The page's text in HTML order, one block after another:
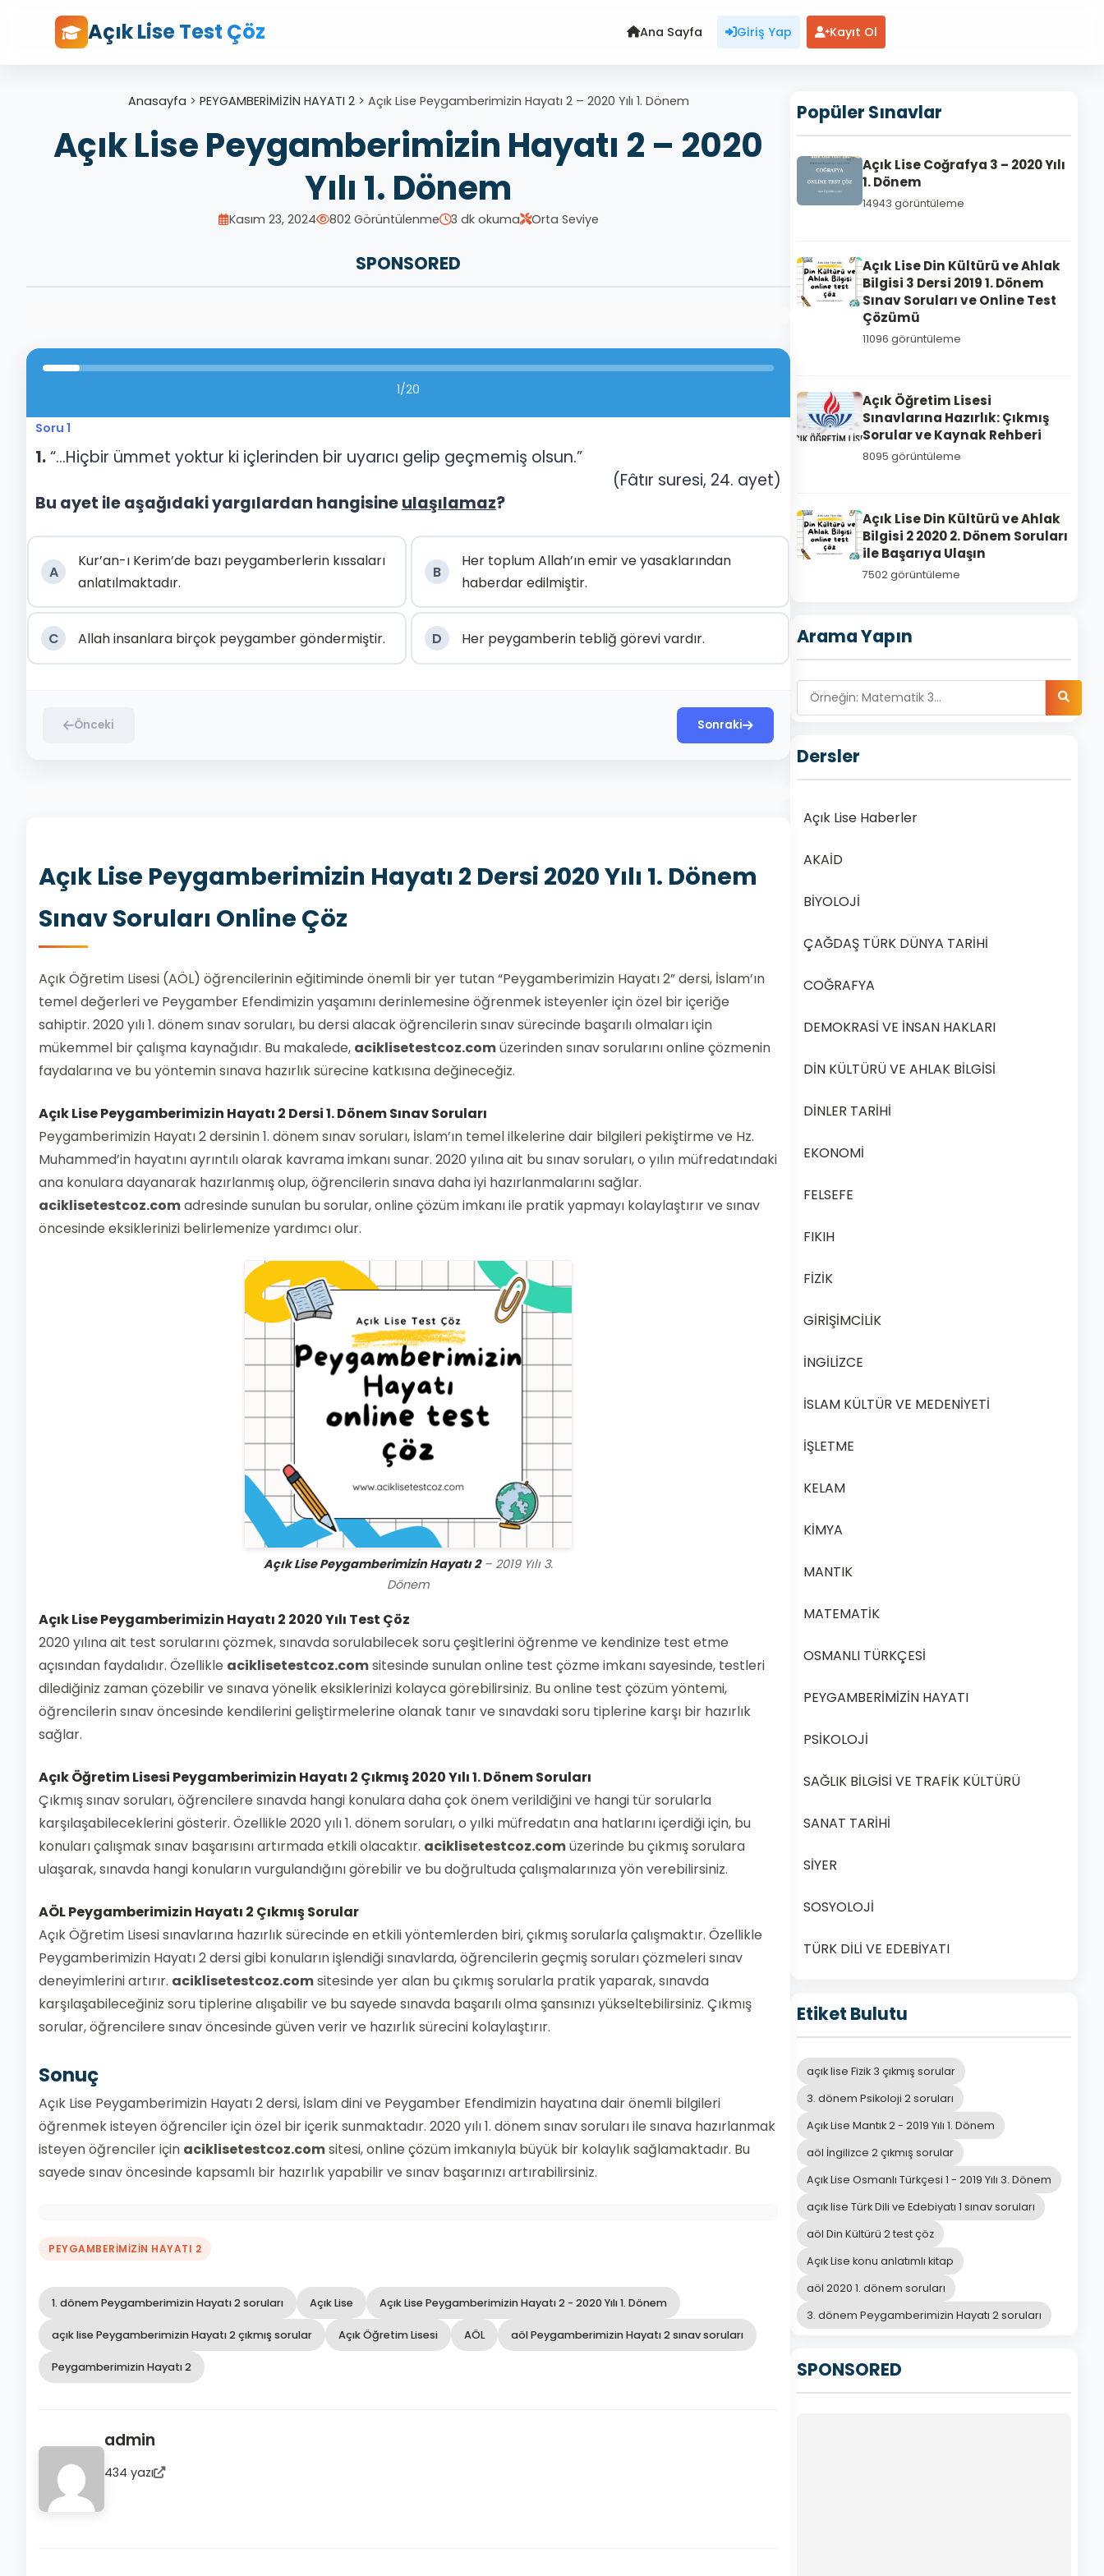
Açık Lise Test Çöz Ana Sayfa Giriş Yap Kayıt Ol
Anasayfa > PEYGAMBERİMİZİN HAYATI 2> Açık Lise Peygamberimizin Hayatı 2 – 2020 Yılı 1. Dönem
Açık Lise Peygamberimizin Hayatı 2 – 2020
Yılı 1. Dönem
Kasım 23, 2024 802 Görüntülenme 3 dk okuma Orta Seviye
SPONSORED
1/20
Soru 1
1.“…Hiçbir ümmet yoktur ki içlerinden bir uyarıcı gelip geçmemiş olsun.”
(Fâtır suresi, 24. ayet)
Bu ayet ile aşağıdaki yargılardan hangisineulaşılamaz?
A
Kur’an-ı Kerim’de bazı peygamberlerin kıssaları
anlatılmaktadır.
B
Her toplum Allah’ın emir ve yasaklarından
haberdar edilmiştir.
C Allah insanlara birçok peygamber göndermiştir. D Her peygamberin tebliğ görevi vardır.
Önceki Sonraki
Açık Lise Peygamberimizin Hayatı 2 Dersi 2020 Yılı 1. Dönem
Sınav Soruları Online Çöz
Açık Öğretim Lisesi (AÖL) öğrencilerinin eğitiminde önemli bir yer tutan “Peygamberimizin Hayatı 2” dersi, İslam’ın
temel değerleri ve Peygamber Efendimizin yaşamını derinlemesine öğrenmek isteyenler için özel bir içeriğe
sahiptir. 2020 yılı 1. dönem sınav soruları, bu dersi alacak öğrencilerin sınav sürecinde başarılı olmaları için
mükemmel bir çalışma kaynağıdır. Bu makalede, aciklisetestcoz.comüzerinden sınav sorularını online çözmenin
faydalarına ve bu yöntemin sınava hazırlık sürecine katkısına değineceğiz.
Açık Lise Peygamberimizin Hayatı 2 Dersi 1. Dönem Sınav Soruları
Peygamberimizin Hayatı 2 dersinin 1. dönem sınav soruları, İslam’ın temel ilkelerine dair bilgileri pekiştirme ve Hz.
Muhammed’in hayatını ayrıntılı olarak kavrama imkanı sunar. 2020 yılına ait bu sınav soruları, o yılın müfredatındaki
ana konulara dayanarak hazırlanmış olup, öğrencilerin sınava daha iyi hazırlanmalarını sağlar.
aciklisetestcoz.comadresinde sunulan bu sorular, online çözüm imkanı ile pratik yapmayı kolaylaştırır ve sınav
öncesinde eksiklerinizi belirlemenize yardımcı olur.
Açık Lise Peygamberimizin Hayatı 2– 2019 Yılı 3.
Dönem
Açık Lise Peygamberimizin Hayatı 2 2020 Yılı Test Çöz
2020 yılına ait test sorularını çözmek, sınavda sorulabilecek soru çeşitlerini öğrenme ve kendinize test etme
açısından faydalıdır. Özellikle aciklisetestcoz.comsitesinde sunulan online test çözme imkanı sayesinde, testleri
dilediğiniz zaman çözebilir ve sınava yönelik eksiklerinizi kolayca görebilirsiniz. Bu online test çözüm yöntemi,
öğrencilerin sınav öncesinde kendilerini geliştirmelerine olanak tanır ve sınavdaki soru tiplerine karşı bir hazırlık
sağlar.
Açık Öğretim Lisesi Peygamberimizin Hayatı 2 Çıkmış 2020 Yılı 1. Dönem Soruları
Çıkmış sınav soruları, öğrencilere sınavda hangi konulara daha çok önem verildiğini ve hangi tür sorularla
karşılaşabileceklerini gösterir. Özellikle 2020 yılı 1. dönem soruları, o yılki müfredatın ana hatlarını içerdiği için, bu
konuları çalışmak sınav başarısını artırmada etkili olacaktır. aciklisetestcoz.comüzerinde bu çıkmış sorulara
ulaşarak, sınavda hangi konuların vurgulandığını görebilir ve bu doğrultuda çalışmalarınıza yön verebilirsiniz.
AÖL Peygamberimizin Hayatı 2 Çıkmış Sorular
Açık Öğretim Lisesi sınavlarına hazırlık sürecinde en etkili yöntemlerden biri, çıkmış sorularla çalışmaktır. Özellikle
Peygamberimizin Hayatı 2 dersi gibi konuların işlendiği sınavlarda, öğrencilerin geçmiş soruları çözmeleri sınav
deneyimlerini artırır. aciklisetestcoz.comsitesinde yer alan bu çıkmış sorularla pratik yaparak, sınavda
karşılaşabileceğiniz soru tiplerine alışabilir ve bu sayede sınavda başarılı olma şansınızı yükseltebilirsiniz. Çıkmış
sorular, öğrencilere sınav öncesinde güven verir ve hazırlık sürecini kolaylaştırır.
Sonuç
Açık Lise Peygamberimizin Hayatı 2 dersi, İslam dini ve Peygamber Efendimizin hayatına dair önemli bilgileri
öğrenmek isteyen öğrenciler için özel bir içerik sunmaktadır. 2020 yılı 1. dönem sınav soruları ile sınava hazırlanmak
isteyen öğrenciler için aciklisetestcoz.comsitesi, online çözüm imkanıyla büyük bir kolaylık sağlamaktadır. Bu
sayede sınav öncesinde kapsamlı bir hazırlık yapabilir ve sınav başarınızı artırabilirsiniz.
PEYGAMBERİMİZİN HAYATI 2
1. dönem Peygamberimizin Hayatı 2 soruları Açık Lise Açık Lise Peygamberimizin Hayatı 2 - 2020 Yılı 1. Dönem
açık lise Peygamberimizin Hayatı 2 çıkmış sorular Açık Öğretim Lisesi AÖL aöl Peygamberimizin Hayatı 2 sınav soruları
Peygamberimizin Hayatı 2
admin
434 yazı
Popüler Sınavlar
Açık Lise Coğrafya 3 – 2020 Yılı
1. Dönem
14943 görüntüleme
Açık Lise Din Kültürü ve Ahlak
Bilgisi 3 Dersi 2019 1. Dönem
Sınav Soruları ve Online Test
Çözümü
11096 görüntüleme
Açık Öğretim Lisesi
Sınavlarına Hazırlık: Çıkmış
Sorular ve Kaynak Rehberi
8095 görüntüleme
Açık Lise Din Kültürü ve Ahlak
Bilgisi 2 2020 2. Dönem Soruları
ile Başarıya Ulaşın
7502 görüntüleme
Arama Yapın
Dersler
Açık Lise Haberler
AKAİD
BİYOLOJİ
ÇAĞDAŞ TÜRK DÜNYA TARİHİ
COĞRAFYA
DEMOKRASİ VE İNSAN HAKLARI
DİN KÜLTÜRÜ VE AHLAK BİLGİSİ
DİNLER TARİHİ
EKONOMİ
FELSEFE
FIKIH
FİZİK
GİRİŞİMCİLİK
İNGİLİZCE
İSLAM KÜLTÜR VE MEDENİYETİ
İŞLETME
KELAM
KİMYA
MANTIK
MATEMATİK
OSMANLI TÜRKÇESİ
PEYGAMBERİMİZİN HAYATI
PSİKOLOJİ
SAĞLIK BİLGİSİ VE TRAFİK KÜLTÜRÜ
SANAT TARİHİ
SİYER
SOSYOLOJİ
TÜRK DİLİ VE EDEBİYATI
Etiket Bulutu
açık lise Fizik 3 çıkmış sorular
3. dönem Psikoloji 2 soruları
Açık Lise Mantık 2 - 2019 Yılı 1. Dönem
aöl İngilizce 2 çıkmış sorular
Açık Lise Osmanlı Türkçesi 1 - 2019 Yılı 3. Dönem
açık lise Türk Dili ve Edebiyatı 1 sınav soruları
aöl Din Kültürü 2 test çöz
Açık Lise konu anlatımlı kitap
aöl 2020 1. dönem soruları
3. dönem Peygamberimizin Hayatı 2 soruları
SPONSORED